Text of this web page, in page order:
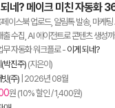
네? 메이크 미친 자동화
페이스북 업로드, 알림톡 발송, 마케
출 수집, AI 에이전트로 콘텐츠 생성
무 자동화 워크플로- 이게 되네?
박진주) (지은이)
(주) 2026년 08월
원 (10% 할인 / 1,400원)